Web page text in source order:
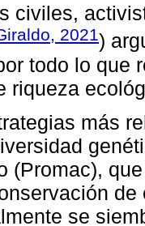
civiles,
2021)
todo lo que
riqueza
más
(Promac),
se